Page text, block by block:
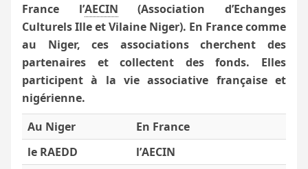
France l’AECIN (Association d’Echanges
Culturels Ille et Vilaine Niger). En France comme
au Niger, ces associations cherchent des
partenaires et collectent des fonds. Elles
participent à la vie associative française et
nigérienne.
Au Niger
En France
le RAEDD l’AECIN